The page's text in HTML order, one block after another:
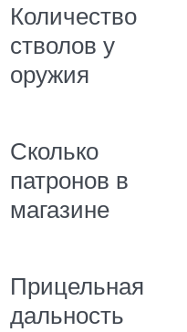
Количество
стволов у
оружия
Сколько
патронов в
магазине
Прицельная
дальность